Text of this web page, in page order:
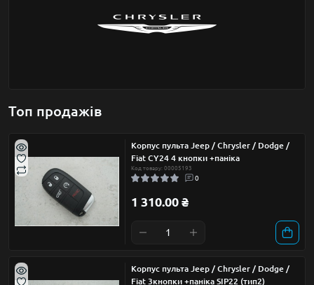
Топ продажів
Корпус пульта Jeep / Chrysler / Dodge /
Fiat CY24 4 кнопки +паніка
Код товару: 00005193
0
1 310.00 ₴
Корпус пульта Jeep / Chrysler / Dodge /
Fiat 3кнопки +паніка SIP22 (тип2)